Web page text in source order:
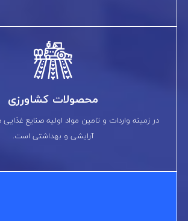
محصولات کشاورزی
در زمینه واردات و تامین مواد اولیه صنایع
آرایشی و بهداشتی است.